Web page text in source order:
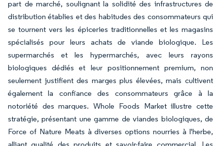
part de marché, soulignant la solidité des infrastructures de
distribution établies et des habitudes des consommateurs qui
se tournent vers les épiceries traditionnelles et les magasins
spécialisés pour leurs achats de viande biologique. Les
supermarchés et les hypermarchés, avec leurs rayons
biologiques dédiés et leur positionnement premium, non
seulement justifient des marges plus élevées, mais cultivent
également la confiance des consommateurs grâce à la
notoriété des marques. Whole Foods Market illustre cette
stratégie, présentant une gamme de viandes biologiques, de
Force of Nature Meats à diverses options nourries à l'herbe,